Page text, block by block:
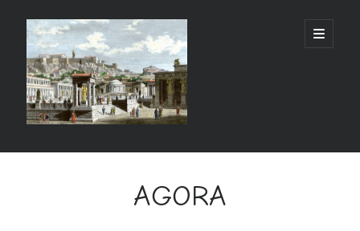
AGORANGE
open
primary
Sidebar
AGORA